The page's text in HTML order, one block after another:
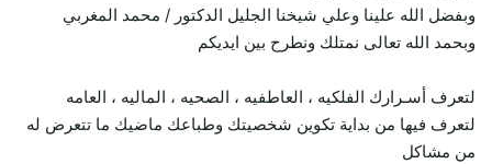
وبفضل الله علينا وعلي شيخنا الجليل الدكتور / محمد المغربي
وبحمد الله تعالى نمتلك ونطرح بين ايديكم
لتعرف أسـرارك الفلكيه ، العاطفيه ، الصحيه ، الماليه ، العامه
لتعرف فيها من بداية تكوين شخصيتك وطباعك ماضيك ما تتعرض له
من مشاكل